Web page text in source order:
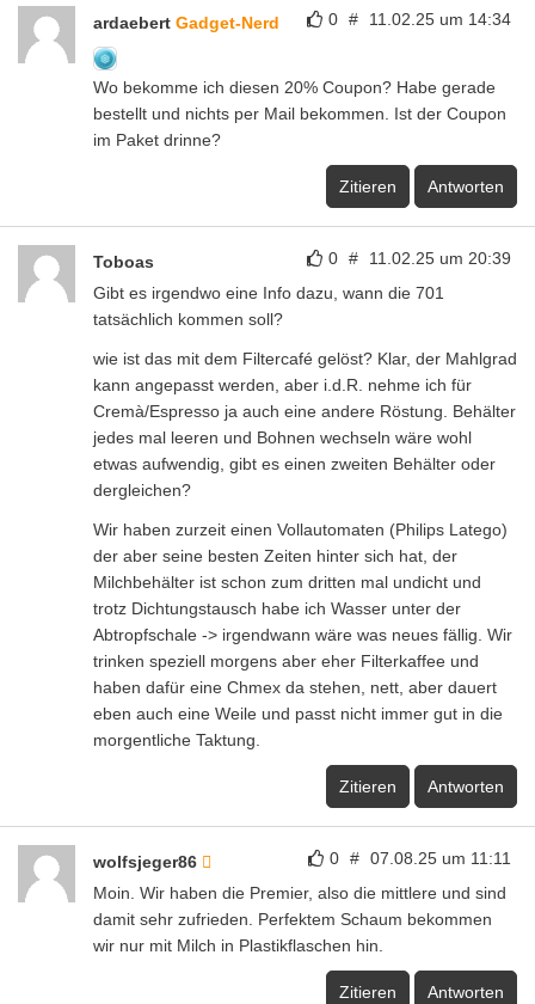
0 # 11.02.25 um 14:34
ardaebert Gadget-Nerd
Wo bekomme ich diesen 20% Coupon? Habe gerade
bestellt und nichts per Mail bekommen. Ist der Coupon
im Paket drinne?
Zitieren Antworten
0 # 11.02.25 um 20:39
Toboas
Gibt es irgendwo eine Info dazu, wann die 701
tatsächlich kommen soll?
wie ist das mit dem Filtercafé gelöst? Klar, der Mahlgrad
kann angepasst werden, aber i.d.R. nehme ich für
Cremà/Espresso ja auch eine andere Röstung. Behälter
jedes mal leeren und Bohnen wechseln wäre wohl
etwas aufwendig, gibt es einen zweiten Behälter oder
dergleichen?
Wir haben zurzeit einen Vollautomaten (Philips Latego)
der aber seine besten Zeiten hinter sich hat, der
Milchbehälter ist schon zum dritten mal undicht und
trotz Dichtungstausch habe ich Wasser unter der
Abtropfschale -> irgendwann wäre was neues fällig. Wir
trinken speziell morgens aber eher Filterkaffee und
haben dafür eine Chmex da stehen, nett, aber dauert
eben auch eine Weile und passt nicht immer gut in die
morgentliche Taktung.
Zitieren Antworten
0 # 07.08.25 um 11:11
wolfsjeger86
Moin. Wir haben die Premier, also die mittlere und sind
damit sehr zufrieden. Perfektem Schaum bekommen
wir nur mit Milch in Plastikflaschen hin.
Zitieren Antworten